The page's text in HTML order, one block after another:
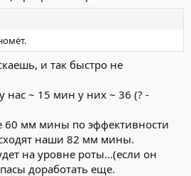
и так быстро не
нас ~ 15 мин у них ~ 36 (? -
60 мм мины по эффективности
наши 82 мм мины.
на уровне роты...(если он
доработать еще.